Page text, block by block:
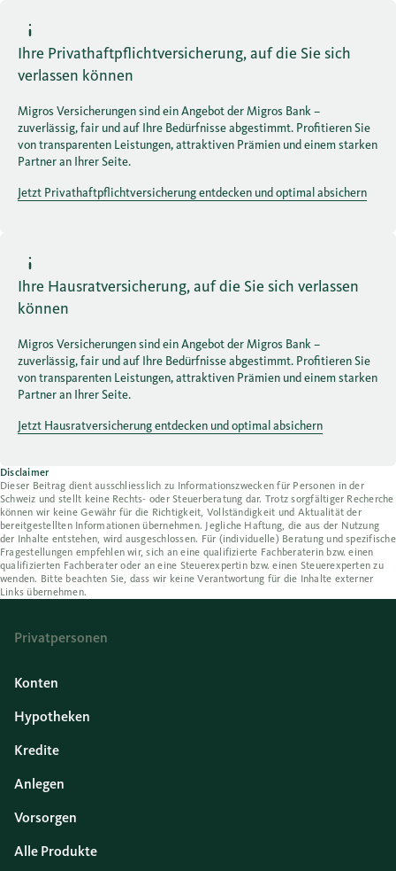
Ihre Privathaftpflichtversicherung, auf die Sie sich
verlassen können
Migros Versicherungen sind ein Angebot der Migros Bank –
zuverlässig, fair und auf Ihre Bedürfnisse abgestimmt. Profitieren Sie
von transparenten Leistungen, attraktiven Prämien und einem starken
Partner an Ihrer Seite.
Jetzt Privathaftpflichtversicherung entdecken und optimal absichern
Ihre Hausratversicherung, auf die Sie sich verlassen
können
Migros Versicherungen sind ein Angebot der Migros Bank –
zuverlässig, fair und auf Ihre Bedürfnisse abgestimmt. Profitieren Sie
von transparenten Leistungen, attraktiven Prämien und einem starken
Partner an Ihrer Seite.
Jetzt Hausratversicherung entdecken und optimal absichern
Disclaimer
Dieser Beitrag dient ausschliesslich zu Informationszwecken für Personen in der
Schweiz und stellt keine Rechts- oder Steuerberatung dar. Trotz sorgfältiger Recherche
können wir keine Gewähr für die Richtigkeit, Vollständigkeit und Aktualität der
bereitgestellten Informationen übernehmen. Jegliche Haftung, die aus der Nutzung
der Inhalte entstehen, wird ausgeschlossen. Für (individuelle) Beratung und spezifische
Fragestellungen empfehlen wir, sich an eine qualifizierte Fachberaterin bzw. einen
qualifizierten Fachberater oder an eine Steuerexpertin bzw. einen Steuerexperten zu
wenden. Bitte beachten Sie, dass wir keine Verantwortung für die Inhalte externer
Links übernehmen.
Privatpersonen
Konten
Hypotheken
Kredite
Anlegen
Vorsorgen
Alle Produkte